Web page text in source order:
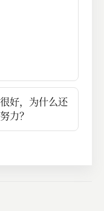
好，为什么还
力？